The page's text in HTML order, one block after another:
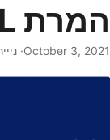
המרת HTML ל-XPS ב-C# .NET
October 3, 2021
·